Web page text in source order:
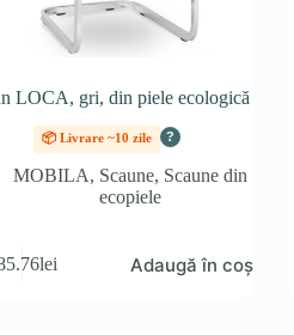
LOCA, gri, din piele ecologică
📦 Livrare ~10 zile ?
MOBILA, Scaune, Scaune din
ecopiele
lei Adaugă în coș